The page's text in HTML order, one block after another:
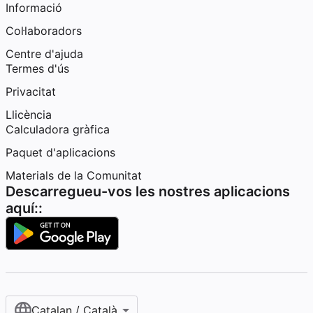
Informació
Col·laboradors
Centre d'ajuda
Termes d'ús
Privacitat
Llicència
Calculadora gràfica
Paquet d'aplicacions
Materials de la Comunitat
Descarregueu-vos les nostres aplicacions
aquí::
Catalan / Català